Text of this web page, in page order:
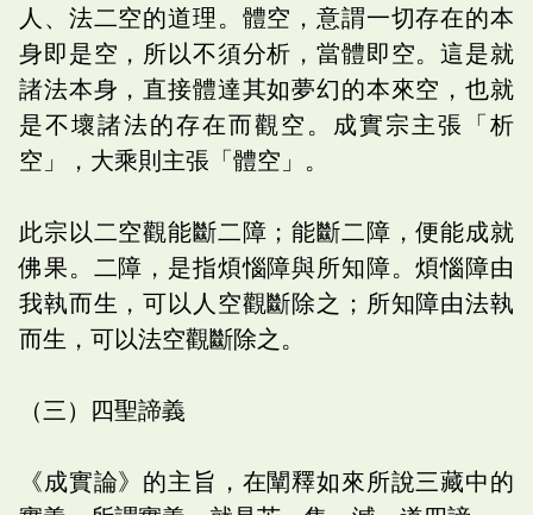
人、法二空的道理。體空，意謂一切存在的本
身即是空，所以不須分析，當體即空。這是就
諸法本身，直接體達其如夢幻的本來空，也就
是不壞諸法的存在而觀空。成實宗主張「析
空」，大乘則主張「體空」。
此宗以二空觀能斷二障；能斷二障，便能成就
佛果。二障，是指煩惱障與所知障。煩惱障由
我執而生，可以人空觀斷除之；所知障由法執
而生，可以法空觀斷除之。
（三）四聖諦義
《成實論》的主旨，在闡釋如來所說三藏中的